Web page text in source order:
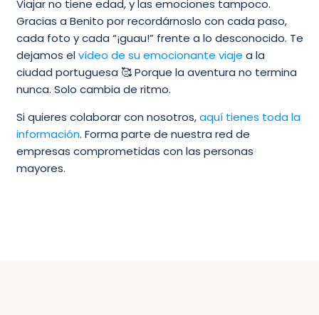
Viajar no tiene edad, y las emociones tampoco.
Gracias a Benito por recordárnoslo con cada paso,
cada foto y cada “¡guau!” frente a lo desconocido. Te
dejamos elvídeo de su emocionante viaje a la
ciudad portuguesa 🥰 Porque la aventura no termina
nunca. Solo cambia de ritmo.
Si quieres colaborar con nosotros,aquí tienes toda la
información. Forma parte de nuestra red de
empresas comprometidas con las personas
mayores.